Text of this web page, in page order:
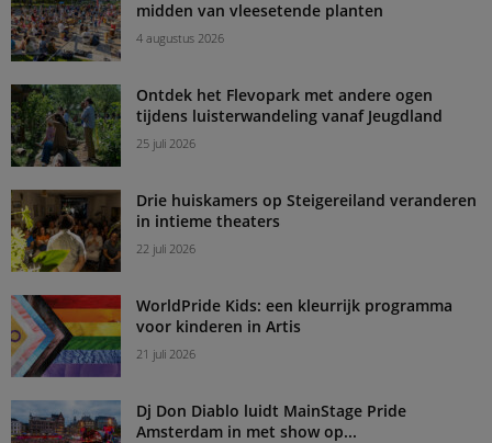
midden van vleesetende planten
4 augustus 2026
Ontdek het Flevopark met andere ogen
tijdens luisterwandeling vanaf Jeugdland
25 juli 2026
Drie huiskamers op Steigereiland veranderen
in intieme theaters
22 juli 2026
WorldPride Kids: een kleurrijk programma
voor kinderen in Artis
21 juli 2026
Dj Don Diablo luidt MainStage Pride
Amsterdam in met show op...